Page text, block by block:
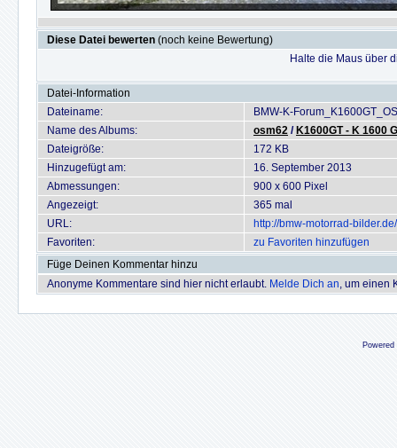
Diese Datei bewerten (noch keine Bewertung)
Halte die Maus über
Datei-Information
Dateiname:
BMW-K-
Name des Albums:
osm62 / K1600GT - K 1600
Dateigröße:
172 KB
Hinzugefügt am:
16. September 2013
Abmessungen:
900 x 600 Pixel
Angezeigt:
365 mal
URL:
http://bmw-motorrad-
Favoriten:
zu Favoriten hinzufügen
Füge Deinen Kommentar hinzu
Anonyme Kommentare sind hier nicht erlaubt. Melde Dich an, um einen